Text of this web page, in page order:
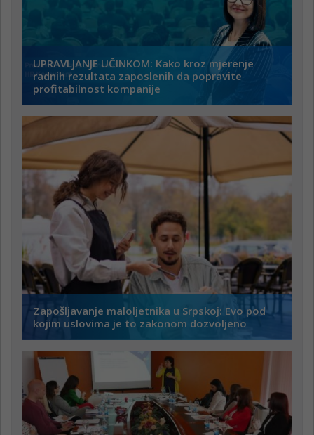
UPRAVLJANJE UČINKOM: Kako kroz mjerenje
radnih rezultata zaposlenih da popravite
profitabilnost kompanije
Zapošljavanje maloljetnika u Srpskoj: Evo pod
kojim uslovima je to zakonom dozvoljeno